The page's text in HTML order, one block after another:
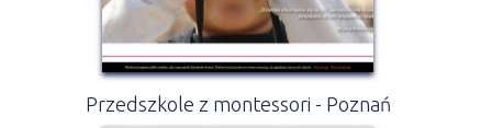
Przedszkole z montessori - Poznań